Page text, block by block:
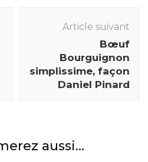
Article suivant
Bœuf
Bourguignon
simplissime, façon
Daniel Pinard
aussi...